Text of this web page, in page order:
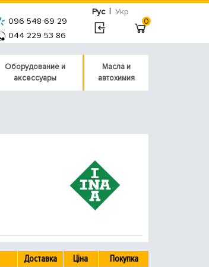
Рус | Укр
096 548 69 29
044 229 53 86
0
Оборудование и
аксессуары
Масла и
автохимия
Доставка Ціна Покупка